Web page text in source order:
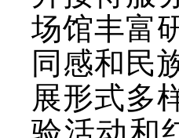
场馆丰富
同感和民
展形式多